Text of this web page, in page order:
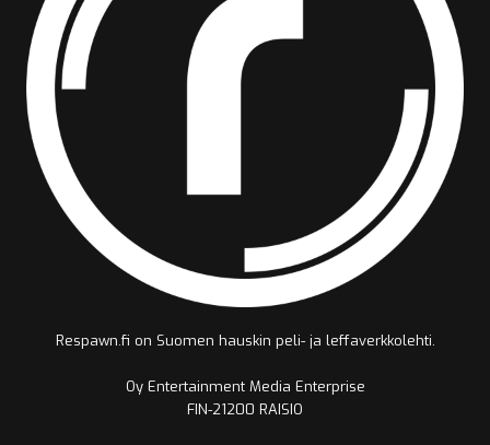
Respawn.fi on Suomen hauskin peli- ja leffaverkkolehti.
Oy Entertainment Media Enterprise
FIN-21200 RAISIO